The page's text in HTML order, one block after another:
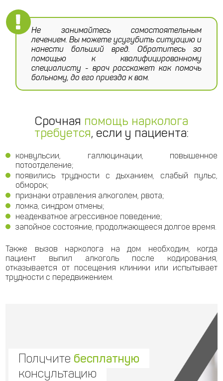
Не занимайтесь самостоятельным
лечением. Вы можете усугубить ситуацию и
нанести больший вред. Обратитесь за
помощью к квалифицированному
специалисту - врач расскажет как помочь
больному, до его приезда к вам.
Срочная помощь нарколога
требуется, если у пациента:
конвульсии, галлюцинации, повышенное
потоотделение;
появились трудности с дыханием, слабый пульс,
обморок;
признаки отравления алкоголем, рвота;
ломка, синдром отмены;
неадекватное агрессивное поведение;
запойное состояние, продолжающееся долгое время.
Также вызов нарколога на дом необходим, когда
пациент выпил алкоголь после кодирования,
отказывается от посещения клиники или испытывает
трудности с передвижением.
Получите бесплатную
консультацию